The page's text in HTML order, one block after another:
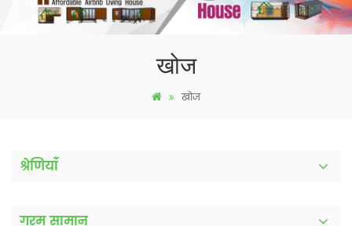
खोज
खोज
श्रेणियाँ
गरम सामान